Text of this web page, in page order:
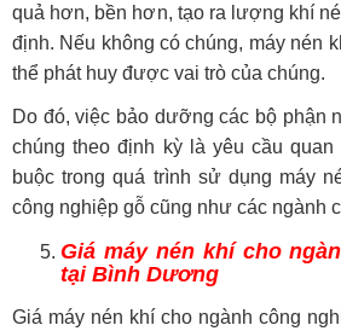
quả hơn, bền hơn, tạo ra lượng khí
định. Nếu không có chúng, máy nén
thể phát huy được vai trò của chúng.
Do đó, việc bảo dưỡng các bộ phận
chúng theo định kỳ là yêu cầu
buộc trong quá trình sử dụng máy
công nghiệp gỗ cũng như các ngành
Giá máy nén khí cho
tại Bình Dương
Giá máy nén khí cho ngành công